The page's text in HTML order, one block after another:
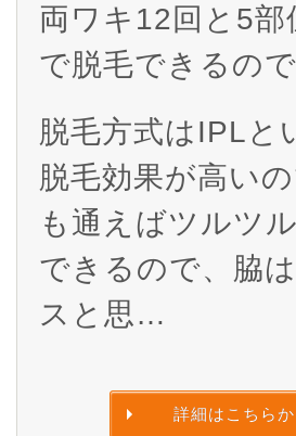
両ワキ12回と5部
で脱毛できるので
脱毛方式はIPLと
脱毛効果が高い
も通えばツルツ
できるので、脇
スと思…
詳細はこちらか